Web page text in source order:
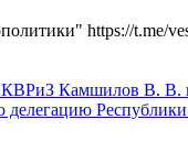
https://t.me/
Камшилов В. В.